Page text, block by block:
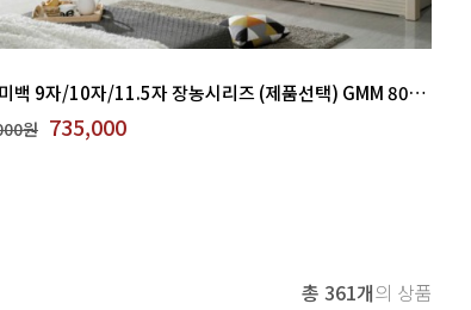
테라 미백 9자/10자/11.5자 장농시리즈 (제품선택) GMM 800-2
원 735,000
총 361개의 상품